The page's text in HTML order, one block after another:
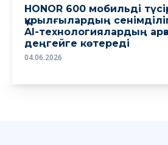
HONOR 600 мобильді
құрылғылардың
AI-технологиялардың
деңгейге көтереді
04.06.2026